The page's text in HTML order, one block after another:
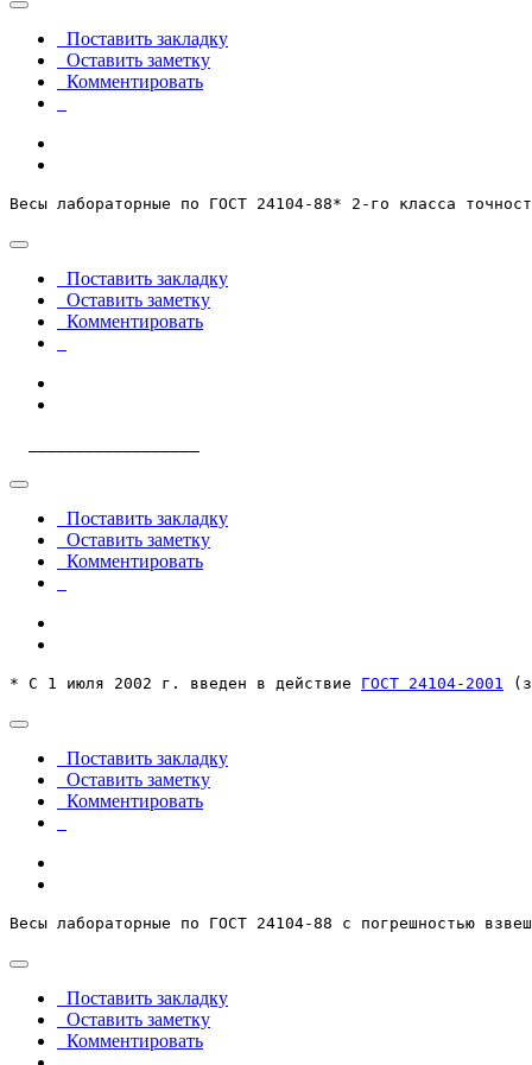
Поставить закладку
Оставить заметку
Комментировать
Весы лабораторные по ГОСТ 24104-88* 2-го класса
Поставить закладку
Оставить заметку
Комментировать
Поставить закладку
Оставить заметку
Комментировать
* С 1 июля 2002 г. введен в действие ГОСТ 24104-2001
Поставить закладку
Оставить заметку
Комментировать
Весы лабораторные по ГОСТ 24104-88 с погрешностью
Поставить закладку
Оставить заметку
Комментировать